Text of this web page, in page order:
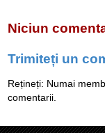
Niciun
Trimiteți un
Rețineți: Numai
comentarii.